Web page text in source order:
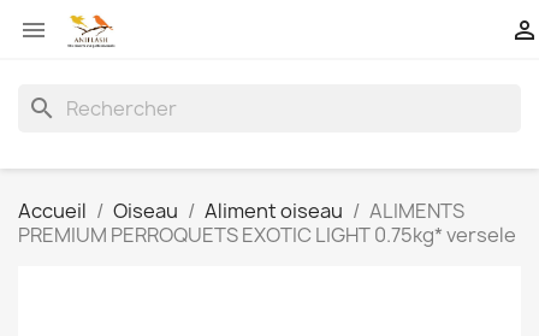
 
search
Accueil Oiseau Aliment oiseau
ALIMENTS
PREMIUM PERROQUETS EXOTIC LIGHT 0.75kg* versele